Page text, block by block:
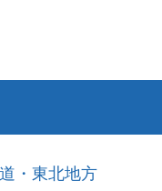
・東北地方